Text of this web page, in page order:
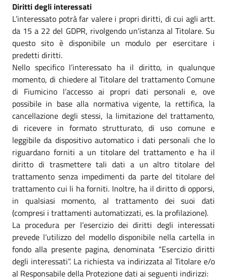
Diritti degli interessati
L’interessato potrà far valere i propri diritti, di cui agli artt.
da 15 a 22 del GDPR, rivolgendo un'istanza al Titolare. Su
questo sito è disponibile un modulo per esercitare i
predetti diritti.
Nello specifico l’interessato ha il diritto, in qualunque
momento, di chiedere al Titolare del trattamento Comune
di Fiumicino l’accesso ai propri dati personali e, ove
possibile in base alla normativa vigente, la rettifica, la
cancellazione degli stessi, la limitazione del trattamento,
di ricevere in formato strutturato, di uso comune e
leggibile da dispositivo automatico i dati personali che lo
riguardano forniti a un titolare del trattamento e ha il
diritto di trasmettere tali dati a un altro titolare del
trattamento senza impedimenti da parte del titolare del
trattamento cui li ha forniti. Inoltre, ha il diritto di opporsi,
in qualsiasi momento, al trattamento dei suoi dati
(compresi i trattamenti automatizzati, es. la profilazione).
La procedura per l’esercizio dei diritti degli interessati
prevede l’utilizzo del modello disponibile nella cartella in
fondo alla presente pagina, denominata “Esercizio diritti
degli interessati”. La richiesta va indirizzata al Titolare e/o
al Responsabile della Protezione dati ai seguenti indirizzi: